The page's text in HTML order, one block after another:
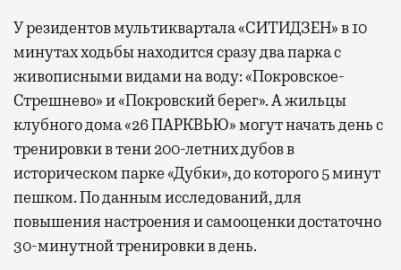
У резидентов мультиквартала «СИТИДЗЕН» в 10
минутах ходьбы находится сразу два парка с
живописными видами на воду: «Покровское-
Стрешнево» и «Покровский берег». А жильцы
клубного дома «26 ПАРКВЬЮ» могут начать день с
тренировки в тени 200-летних дубов в
историческом парке «Дубки», до которого 5 минут
пешком. По данным исследований, для
повышения настроения и самооценки достаточно
30-минутной тренировки в день.